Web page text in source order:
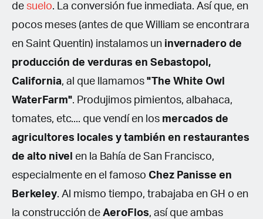
de suelo. La conversión fue inmediata. Así que, en
pocos meses (antes de que William se encontrara
en Saint Quentin) instalamos un invernadero de
producción de verduras en Sebastopol,
California, al que llamamos "The White Owl
WaterFarm". Produjimos pimientos, albahaca,
tomates, etc.... que vendí en los mercados de
agricultores locales y también en restaurantes
de alto nivel
en la Bahía de San Francisco,
especialmente en el famoso Chez Panisse en
Berkeley. Al mismo tiempo, trabajaba en GH o en
la construcción de AeroFlos, así que ambas